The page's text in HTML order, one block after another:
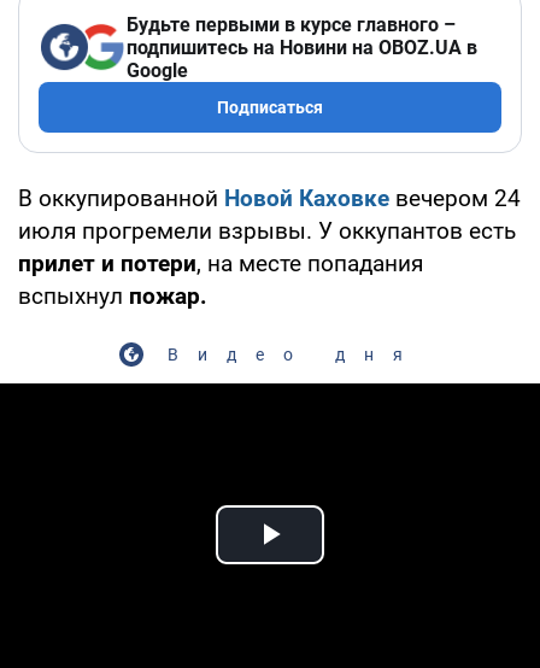
Будьте первыми в курсе главного –
подпишитесь на Новини на OBOZ.UA в
Google
Подписаться
В оккупированной Новой Каховке вечером 24
июля прогремели взрывы. У оккупантов есть
прилет и потери, на месте попадания
вспыхнул пожар.
Видео дня
Play Video